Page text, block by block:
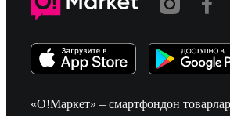
«О!Маркет» – смартфондон